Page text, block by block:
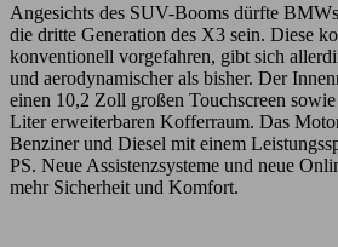
Angesichts des SUV-Booms dürfte
die dritte Generation des X3 sein. Diese
konventionell vorgefahren, gibt sich
und aerodynamischer als bisher. Der
einen 10,2 Zoll großen Touchscreen
Liter erweiterbaren Kofferraum. Das
Benziner und Diesel mit einem
PS. Neue Assistenzsysteme und neue
mehr Sicherheit und Komfort.